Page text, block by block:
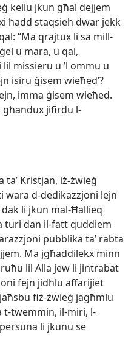
kellu jkun għal dejjem
ħadd staqsieh dwar jekk
“Ma qrajtux li sa mill-​
u mara, u qal,
missieru u ’l ommu u
isiru ġisem wieħed’?
imma ġisem wieħed.
għandux jifirdu l-​
taʼ Kristjan, iż-​żwieġ
d-​dedikazzjoni lejn
li jkun mal-​Ħallieq
turi dan il-​fatt quddiem
pubblika taʼ rabta
Ma jgħaddilekx minn
lil Alla jew li jintrabat
fejn jidħlu affarijiet
fiż-​żwieġ jagħmlu
t-​twemmin, il-​miri, l-​
li jkunu se